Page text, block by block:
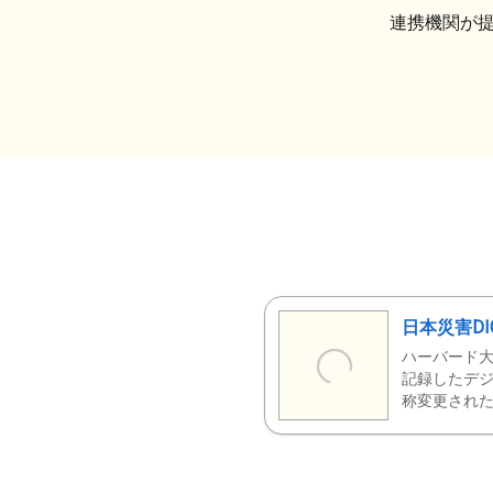
連携機関が
日本災害
ハーバード
記録したデ
称変更された